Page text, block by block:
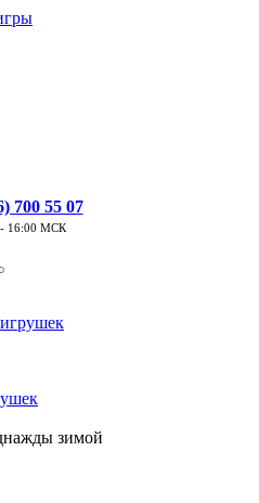
700 55 07
- 16:00 МСК
зимой